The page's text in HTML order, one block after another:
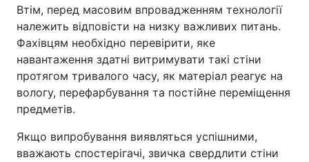
Втім, перед масовим впровадженням технології
належить відповісти на низку важливих питань.
Фахівцям необхідно перевірити, яке
навантаження здатні витримувати такі стіни
протягом тривалого часу, як матеріал реагує на
вологу, перефарбування та постійне переміщення
предметів.
Якщо випробування виявляться успішними,
вважають спостерігачі, звичка свердлити стіни